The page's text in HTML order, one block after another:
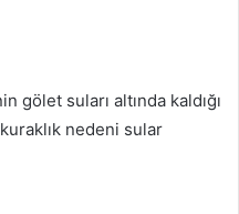
gölet suları altında kaldığı
nedeni sular